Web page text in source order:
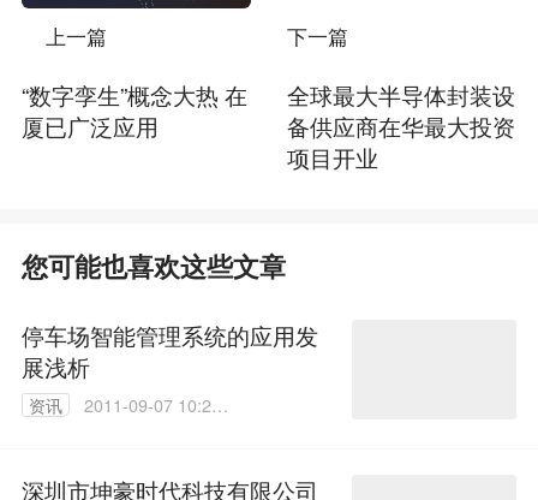
上一篇
“数字孪生”概念大热 在
厦已广泛应用
下一篇
全球最大半导体封装设
备供应商在华最大投资
项目开业
您可能也喜欢这些文章
停车场智能管理系统的应用发
展浅析
资讯
2011-09-07 10:25:
深圳市坤豪时代科技有限公司